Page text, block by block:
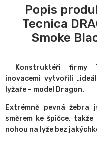
Popis
Tecnica
Smoke
Konstruktéři firmy
inovacemi vytvořili
lyžaře – model Dragon.
Extrémně pevná
směrem ke špičce,
nohou na lyže bez